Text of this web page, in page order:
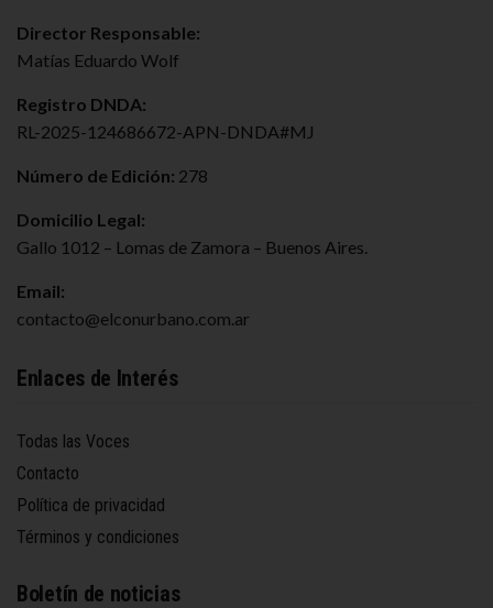
Director Responsable:
Matías Eduardo Wolf
Registro DNDA:
RL-2025-124686672-APN-DNDA#MJ
Número de Edición: 278
Domicilio Legal:
Gallo 1012 – Lomas de Zamora – Buenos Aires.
Email:
contacto@elconurbano.com.ar
Enlaces de Interés
Todas las Voces
Contacto
Política de privacidad
Términos y condiciones
Boletín de noticias